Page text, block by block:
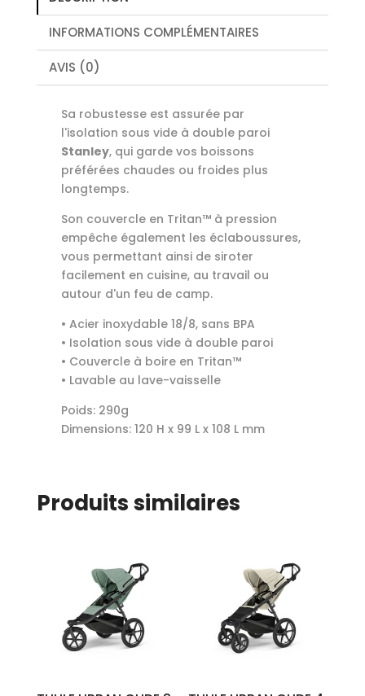
Hydrangea
INFORMATIONS COMPLÉMENTAIRES
AVIS (0)
Sa robustesse est assurée par
l'isolation sous vide à double paroi
Stanley, qui garde vos boissons
préférées chaudes ou froides plus
longtemps.
Son couvercle en Tritan™ à pression
empêche également les éclaboussures,
vous permettant ainsi de siroter
facilement en cuisine, au travail ou
autour d'un feu de camp.
• Acier inoxydable 18/8, sans BPA
• Isolation sous vide à double paroi
• Couvercle à boire en Tritan™
• Lavable au lave-vaisselle
Poids: 290g
Dimensions: 120 H x 99 L x 108 L mm
Produits similaires